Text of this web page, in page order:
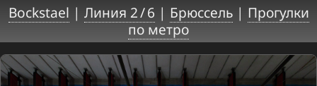
Bockstael | Линия 2 / 6 | Брюссель| Прогулки
по метро